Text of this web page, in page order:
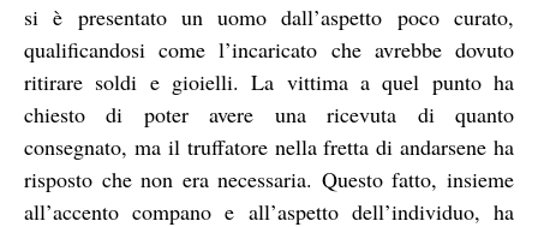
si è presentato un uomo dall’aspetto poco curato,
qualificandosi come l’incaricato che avrebbe dovuto
ritirare soldi e gioielli. La vittima a quel punto ha
chiesto di poter avere una ricevuta di quanto
consegnato, ma il truffatore nella fretta di andarsene ha
risposto che non era necessaria. Questo fatto, insieme
all’accento compano e all’aspetto dell’individuo, ha